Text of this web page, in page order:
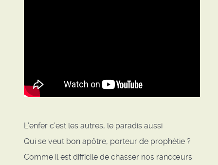
L’enfer c’est les autres, le paradis aussi
Qui se veut bon apôtre, porteur de prophétie ?
Comme il est difficile de chasser nos rancœurs